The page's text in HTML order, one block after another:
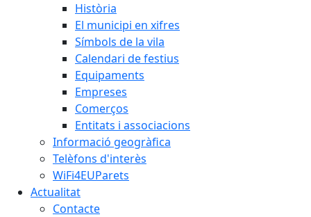
Història
El municipi en xifres
Símbols de la vila
Calendari de festius
Equipaments
Empreses
Comerços
Entitats i associacions
Informació geogràfica
Telèfons d'interès
WiFi4EUParets
Actualitat
Contacte